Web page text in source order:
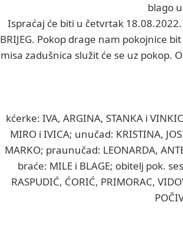
blago
Ispraćaj će biti u četvrtak
BRIJEG. Pokop drage nam pokojnice
misa zadušnica služit će se uz pokop.
kćerke: IVA, ARGINA, STANKA i
MIRO i IVICA; unučad: KRISTINA,
MARKO; praunučad: LEONARDA,
braće: MILE i BLAGE; obitelj pok.
RASPUDIĆ, ĆORIĆ, PRIMORAC,